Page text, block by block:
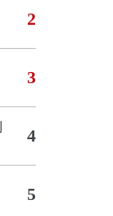
2
3
4
5